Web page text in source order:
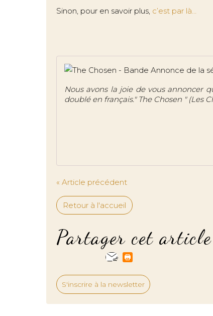
Sinon, pour en savoir plus, c’est par là…
Nous avons la joie de vous annoncer
doublé en français." The Chosen " (Les
« Article précédent
Retour à l'accueil
Partager cet article
S'inscrire à la newsletter